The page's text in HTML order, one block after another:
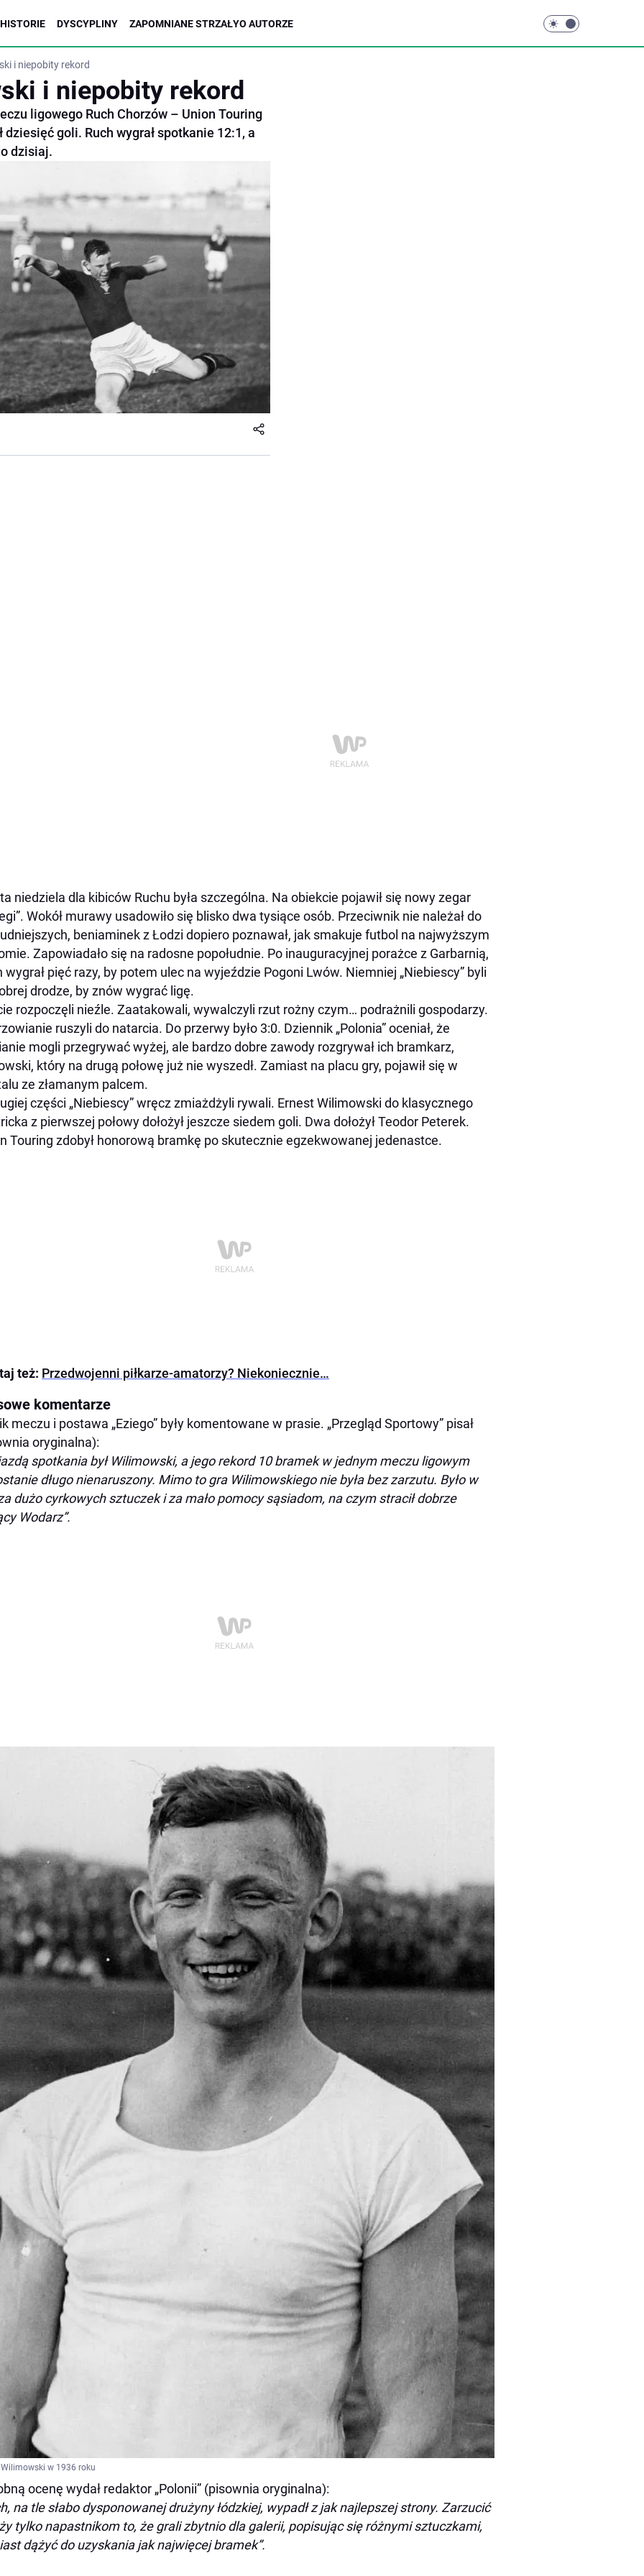
HISTORIE DYSCYPLINY ZAPOMNIANE STRZAŁYO AUTORZE
i niepobity rekord
i niepobity rekord
ligowego Ruch Chorzów – Union Touring
goli. Ruch wygrał spotkanie 12:1, a
dzisiaj.
niedziela dla kibiców Ruchu była szczególna. Na obiekcie pojawił się nowy zegar
Wokół murawy usadowiło się blisko dwa tysiące osób. Przeciwnik nie należał do
beniaminek z Łodzi dopiero poznawał, jak smakuje futbol na najwyższym
Zapowiadało się na radosne popołudnie. Po inauguracyjnej porażce z Garbarnią,
wygrał pięć razy, by potem ulec na wyjeździe Pogoni Lwów. Niemniej „Niebiescy” byli
drodze, by znów wygrać ligę.
rozpoczęli nieźle. Zaatakowali, wywalczyli rzut rożny czym… podrażnili gospodarzy.
ruszyli do natarcia. Do przerwy było 3:0. Dziennik „Polonia” oceniał, że
mogli przegrywać wyżej, ale bardzo dobre zawody rozgrywał ich bramkarz,
który na drugą połowę już nie wyszedł. Zamiast na placu gry, pojawił się w
ze złamanym palcem.
części „Niebiescy” wręcz zmiażdżyli rywali. Ernest Wilimowski do klasycznego
z pierwszej połowy dołożył jeszcze siedem goli. Dwa dołożył Teodor Peterek.
Touring zdobył honorową bramkę po skutecznie egzekwowanej jedenastce.
też: Przedwojenni piłkarze-amatorzy? Niekoniecznie…
komentarze
meczu i postawa „Eziego” były komentowane w prasie. „Przegląd Sportowy” pisał
oryginalna):
spotkania był Wilimowski, a jego rekord 10 bramek w jednym meczu ligowym
długo nienaruszony. Mimo to gra Wilimowskiego nie była bez zarzutu. Było w
dużo cyrkowych sztuczek i za mało pomocy sąsiadom, na czym stracił dobrze
Wodarz”.
Wilimowski w 1936 roku
ocenę wydał redaktor „Polonii” (pisownia oryginalna):
na tle słabo dysponowanej drużyny łódzkiej, wypadł z jak najlepszej strony. Zarzucić
tylko napastnikom to, że grali zbytnio dla galerii, popisując się różnymi sztuczkami,
dążyć do uzyskania jak najwięcej bramek”.